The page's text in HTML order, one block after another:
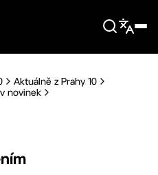
Aktuálně z Prahy 10
novinek